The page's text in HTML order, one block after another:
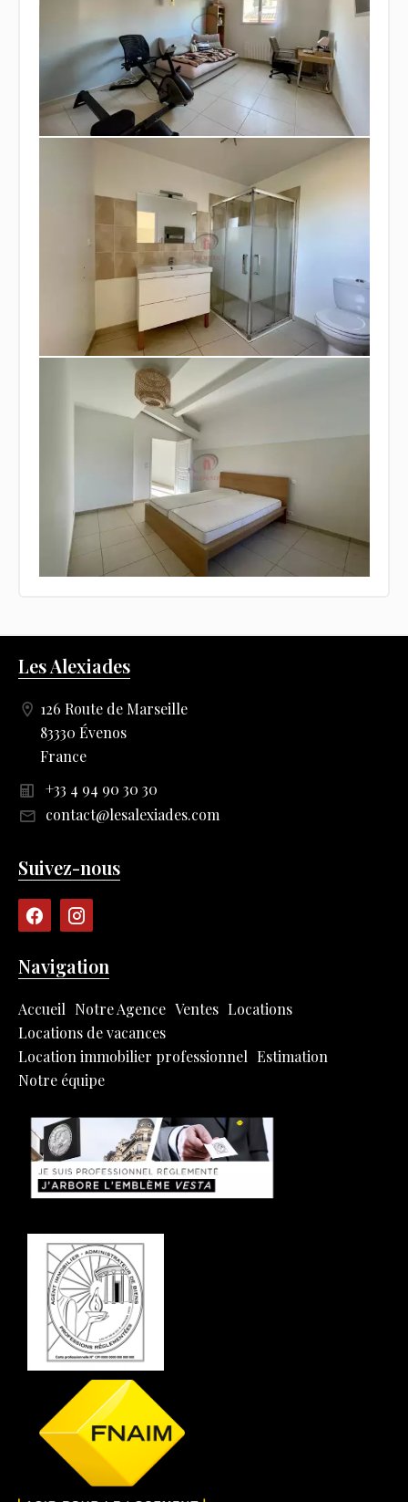
Les Alexiades
126 Route de Marseille
83330 Évenos
France
+33 4 94 90 30 30
contact@lesalexiades.com
Suivez-nous
Navigation
Accueil Notre Agence Ventes Locations
Locations de vacances
Location immobilier professionnel Estimation
Notre équipe